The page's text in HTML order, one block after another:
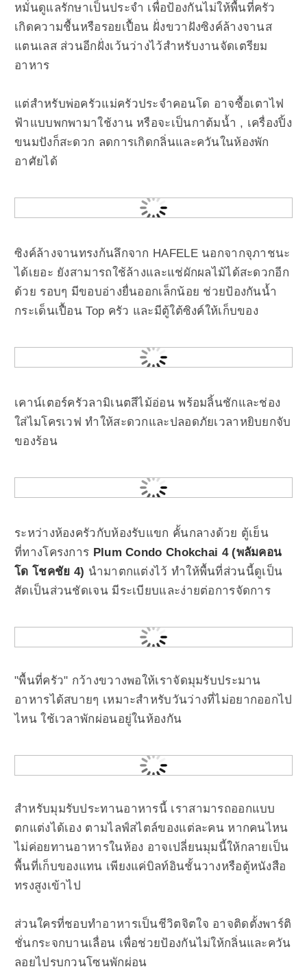
หมั่นดูแลรักษาเป็นประจำ เพื่อป้องกันไม่ให้พื้นที่ครัว
เกิดความชื้นหรือรอยเปื้อน ฝั่งขวาฝังซิงค์ล้างจานส
แตนเลส ส่วนอีกฝั่งเว้นว่างไว้สำหรับงานจัดเตรียม
อาหาร
แต่สำหรับพ่อครัวแม่ครัวประจำคอนโด อาจซื้อเตาไฟ
ฟ้าแบบพกพามาใช้งาน หรือจะเป็นกาต้มน้ำ , เครื่องปิ้ง
ขนมปังก็สะดวก ลดการเกิดกลิ่นและควันในห้องพัก
อาศัยได้
ซิงค์ล้างจานทรงก้นลึกจาก HAFELE นอกจากจุภาชนะ
ได้เยอะ ยังสามารถใช้ล้างและแช่ผักผลไม้ได้สะดวกอีก
ด้วย รอบๆ มีขอบอ่างยื่นออกเล็กน้อย ช่วยป้องกันน้ำ
กระเด็นเปื้อน Top ครัว และมีตู้ใต้ซิงค์ให้เก็บของ
เคาน์เตอร์ครัวลามิเนตสีไม้อ่อน พร้อมลิ้นชักและช่อง
ใส่ไมโครเวฟ ทำให้สะดวกและปลอดภัยเวลาหยิบยกจับ
ของร้อน
ระหว่างห้องครัวกับห้องรับแขก คั้นกลางด้วย ตู้เย็น
ที่ทางโครงการ Plum Condo Chokchai 4 (พลัมคอน
โด โชคชัย 4) นำมาตกแต่งไว้ ทำให้พื้นที่ส่วนนี้ดูเป็น
สัดเป็นส่วนชัดเจน มีระเบียบและง่ายต่อการจัดการ
"พื้นที่ครัว" กว้างขวางพอให้เราจัดมุมรับประมาน
อาหารได้สบายๆ เหมาะสำหรับวันว่างที่ไม่อยากออกไป
ไหน ใช้เวลาพักผ่อนอยู่ในห้องกัน
สำหรับมุมรับประทานอาหารนี้ เราสามารถออกแบบ
ตกแต่งได้เอง ตามไลฟ์สไตล์ของแต่ละคน หากคนไหน
ไม่ค่อยทานอาหารในห้อง อาจเปลี่ยนมุมนี้ให้กลายเป็น
พื้นที่เก็บของแทน เพียงแค่บิลท์อินชั้นวางหรือตู้หนังสือ
ทรงสูงเข้าไป
ส่วนใครที่ชอบทำอาหารเป็นชีวิตจิตใจ อาจติดตั้งพาร์ติ
ชั่นกระจกบานเลื่อน เพื่อช่วยป้องกันไม่ให้กลิ่นและควัน
ลอยไปรบกวนโซนพักผ่อน